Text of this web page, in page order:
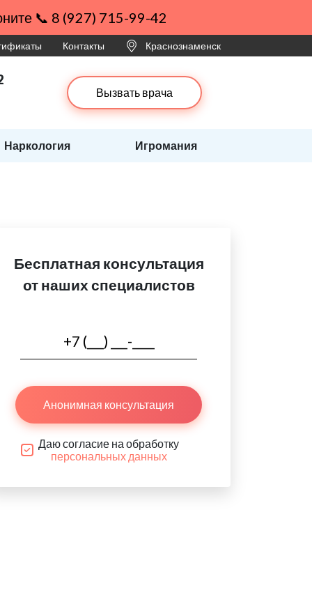
📞 8 (927) 715-99-42
Контакты Краснознаменск
Вызвать врача
Наркология Игромания
Бесплатная консультация
от наших специалистов
Анонимная консультация
Даю согласие на обработку
персональных данных